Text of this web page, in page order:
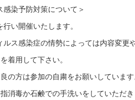
感染予防対策について＞
い開催いたします。
ス感染症の情勢によっては内容変更
着用して下さい。
の方は参加の自粛をお願いしています
消毒か石鹸での手洗いをしていただき